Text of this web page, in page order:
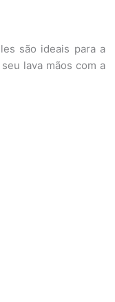
são ideais para a
lava mãos com a